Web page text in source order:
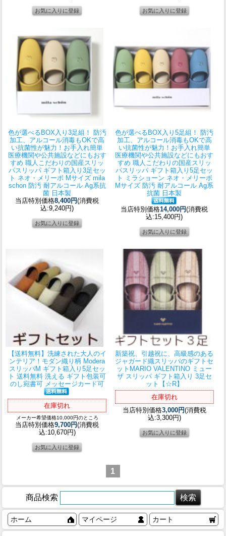
色が選べるBOX入り3足組！ 防汚
加工、アルコール消毒もOKで高
い抗菌性が魅力！お手入れ簡単
医療機関や公共施設などにもおす
すめ 職人こだわりの国産スリッ
パスリッパ ギフト箱入り3足セッ
ト ネオ・メリーボ Mサイズ mila
schon 防汚 耐アルコール Ag系抗
菌 日本製
当店特別価格8,400円(消費税
込:9,240円)
色が選べるBOX入り5足組！ 防汚
加工、アルコール消毒もOKで高
い抗菌性が魅力！お手入れ簡単
医療機関や公共施設などにもおす
すめ 職人こだわりの国産スリッ
パスリッパ ギフト箱入り5足セッ
ト ミラショーン ネオ・メリーボ
Mサイズ 防汚 耐アルコール Ag系
抗菌 日本製
当店特別価格14,000円(消費税
込:15,400円)
【送料無料】洗練された大人のイ
ンテリア！ モダン織り柄 Modera
スリッパM ギフト箱入り5足セッ
ト 送料無料 洗える ギフト包装可
のし宛書可 メッセージカード可
在庫切れ
メーカー希望価格10,000円のところ
当店特別価格9,700円(消費税
込:10,670円)
新築祝、引越祝に、高級感のある
ジャガード織スリッパのギフトセ
ット MARIO VALENTINO ミュー
ザ スリッパ ギフト箱入り 3足セ
ット【☆R】
在庫切れ
当店特別価格3,000円(消費税
込:3,300円)
1
商品検索
ホーム マイページ カート